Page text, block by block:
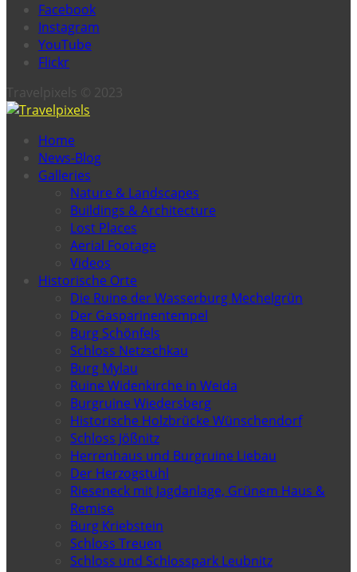
Facebook
Instagram
YouTube
Flickr
Travelpixels © 2023
Home
News-Blog
Galleries
Nature & Landscapes
Buildings & Architecture
Lost Places
Aerial Footage
Videos
Historische Orte
Die Ruine der Wasserburg Mechelgrün
Der Gasparinentempel
Burg Schönfels
Schloss Netzschkau
Burg Mylau
Ruine Widenkirche in Weida
Burgruine Wiedersberg
Historische Holzbrücke Wünschendorf
Schloss Jößnitz
Herrenhaus und Burgruine Liebau
Der Herzogstuhl
Rieseneck mit Jagdanlage, Grünem Haus &
Remise
Burg Kriebstein
Schloss Treuen
Schloss und Schlosspark Leubnitz